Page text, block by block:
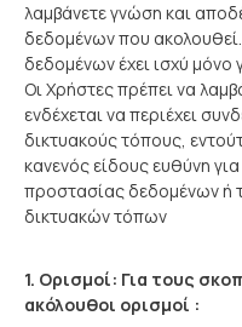
λαμβάνετε γνώση και
δεδομένων που
δεδομένων έχει ισχύ
Οι Χρήστες πρέπει να
ενδέχεται να περιέχει
δικτυακούς τόπους,
κανενός είδους ευθύνη
προστασίας δεδομένων ή
δικτυακών τόπων
1. Ορισμοί: Για τους
ακόλουθοι ορισμοί :